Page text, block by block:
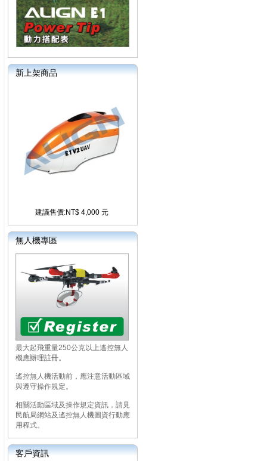
新上架商品
建議售價:NT$ 4,000 元
無人機專區
最大起飛重量250公克以上遙控無人
機應辦理註冊。
遙控無人機活動前，應注意活動區域
與遵守操作規定。
相關活動區域及操作規定資訊，請見
民航局網站及遙控無人機圖資行動應
用程式。
客戶資訊